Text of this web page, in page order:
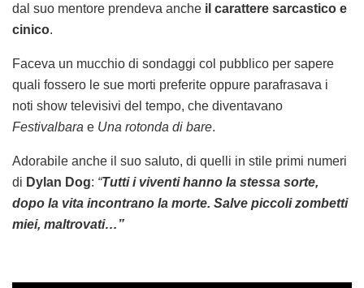
dal suo mentore prendeva anche il carattere sarcastico e
cinico.
Faceva un mucchio di sondaggi col pubblico per sapere
quali fossero le sue morti preferite oppure parafrasava i
noti show televisivi del tempo, che diventavano
Festivalbara e Una rotonda di bare.
Adorabile anche il suo saluto, di quelli in stile primi numeri
di Dylan Dog: “Tutti i viventi hanno la stessa sorte,
dopo la vita incontrano la morte. Salve piccoli zombetti
miei, maltrovati…”